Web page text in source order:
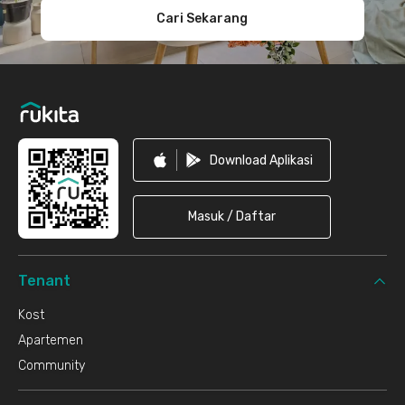
Cari Sekarang
Download Aplikasi
Masuk / Daftar
Tenant
Kost
Apartemen
Community